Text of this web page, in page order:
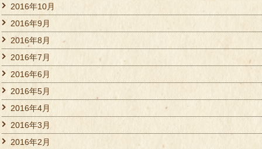
2016年10月
2016年9月
2016年8月
2016年7月
2016年6月
2016年5月
2016年4月
2016年3月
2016年2月